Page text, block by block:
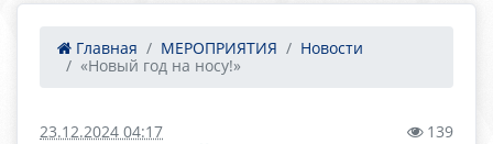
Главная МЕРОПРИЯТИЯ
Новости
«Новый год на носу!»
23.12.2024 04:17 139